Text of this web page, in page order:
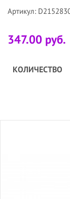
Артикул:
347.00 руб.
КОЛИЧЕСТВО